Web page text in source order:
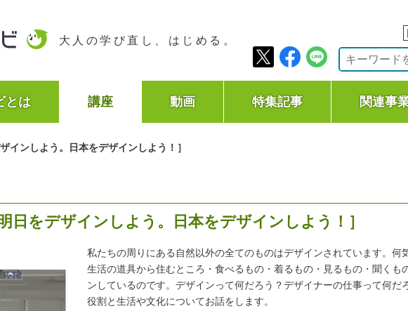
大人の学び直し、はじめる。
とは 講座 動画 特集記事 関連事
インしよう。日本をデザインしよう！］
日をデザインしよう。日本をデザインしよう！］
私たちの周りにある自然以外の全てのものはデザインされています。何
生活の道具から住むところ・食べるもの・着るもの・見るもの・聞くも
ンしているのです。デザインって何だろう？デザイナーの仕事って何だ
役割と生活や文化についてお話をします。